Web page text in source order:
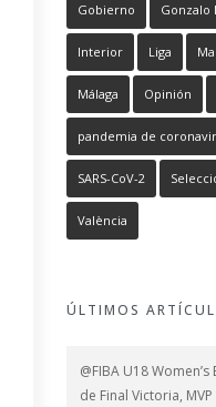
Gobierno Gonzalo
Interior Liga
Málaga Opinión
pandemia de
SARS-CoV-2
València
ÚLTIMOS
@FIBA U18
de Final Victoria, MVP